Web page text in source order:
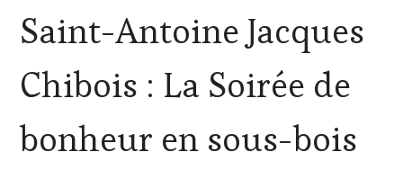
LES
CLÉS
VIN
ET
LA
HAUTE
Saint-Antoine Jacques
Chibois : La Soirée de
bonheur en sous-bois